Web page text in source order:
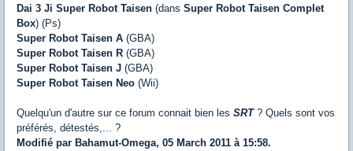
Dai 3 Ji Super Robot Taisen (dans Super Robot Taisen Complet
Box) (Ps)
Super Robot Taisen A (GBA)
Super Robot Taisen R (GBA)
Super Robot Taisen J (GBA)
Super Robot Taisen Neo (Wii)
Quelqu'un d'autre sur ce forum connait bien les SRT? Quels sont vos
préférés, détestés,... ?
Modifié par Bahamut-Omega, 05 March 2011 à 15:58.